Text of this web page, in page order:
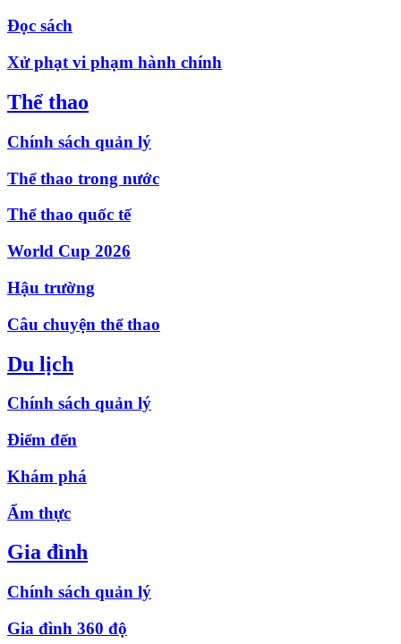
Đọc sách
Xử phạt vi phạm hành chính
Thể thao
Chính sách quản lý
Thể thao trong nước
Thể thao quốc tế
World Cup 2026
Hậu trường
Câu chuyện thể thao
Du lịch
Chính sách quản lý
Điểm đến
Khám phá
Ẩm thực
Gia đình
Chính sách quản lý
Gia đình 360 độ